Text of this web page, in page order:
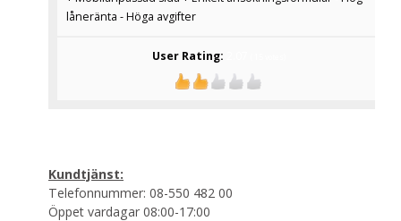
låneränta - Höga avgifter
User Rating:
Kundtjänst:
Telefonnummer: 08-550 482 00
Öppet vardagar 08:00-17:00